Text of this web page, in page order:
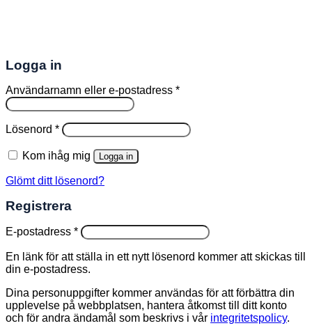
Logga in
Användarnamn eller e-postadress *Obligatoriskt
Lösenord *Obligatoriskt
Kom ihåg mig Logga in
Glömt ditt lösenord?
Registrera
E-postadress *Obligatoriskt
En länk för att ställa in ett nytt lösenord kommer att skickas till
din e-postadress.
Dina personuppgifter kommer användas för att förbättra din
upplevelse på webbplatsen, hantera åtkomst till ditt konto
och för andra ändamål som beskrivs i vår integritetspolicy.